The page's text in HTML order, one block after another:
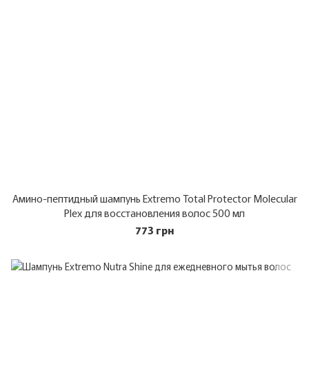
Амино-пептидный шампунь Extremo Total Protector Molecular
Plex для восстановления волос 500 мл
773 грн